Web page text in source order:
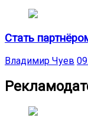
Стать
Владимир Чуев